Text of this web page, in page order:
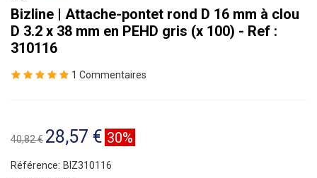
Bizline | Attache-pontet rond D 16 mm à clou
D 3.2 x 38 mm en PEHD gris (x 100) - Ref :
310116
1 Commentaires
40,82 € 28,57 € 30%
Référence: BIZ310116